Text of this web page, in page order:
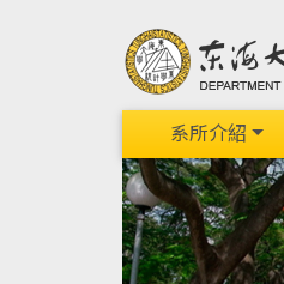
系所介紹